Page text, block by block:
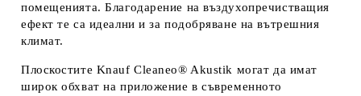
помещенията. Благодарение на въздухопречистващия
ефект те са идеални и за подобряване на вътрешния
климат.
Плоскостите Knauf Cleaneo® Akustik могат да имат
широк обхват на приложение в съвременното